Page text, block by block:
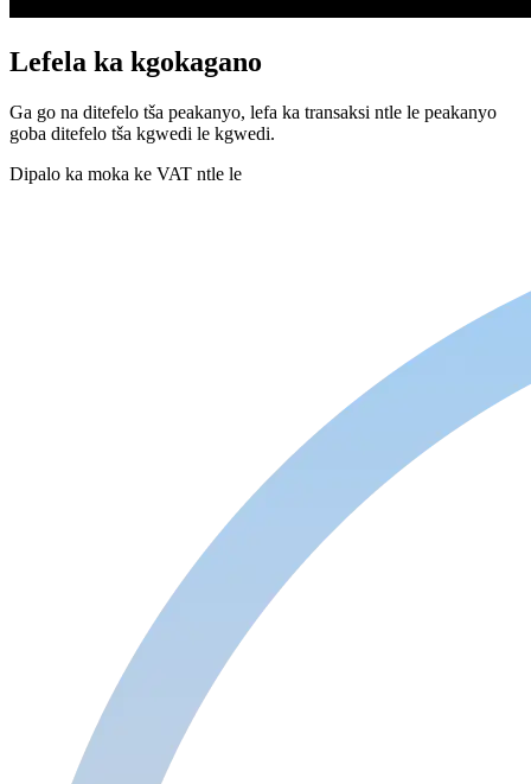
Lefela ka kgokagano
Ga go na ditefelo tša peakanyo, lefa ka transaksi ntle le peakanyo
goba ditefelo tša kgwedi le kgwedi.
Dipalo ka moka ke VAT ntle le